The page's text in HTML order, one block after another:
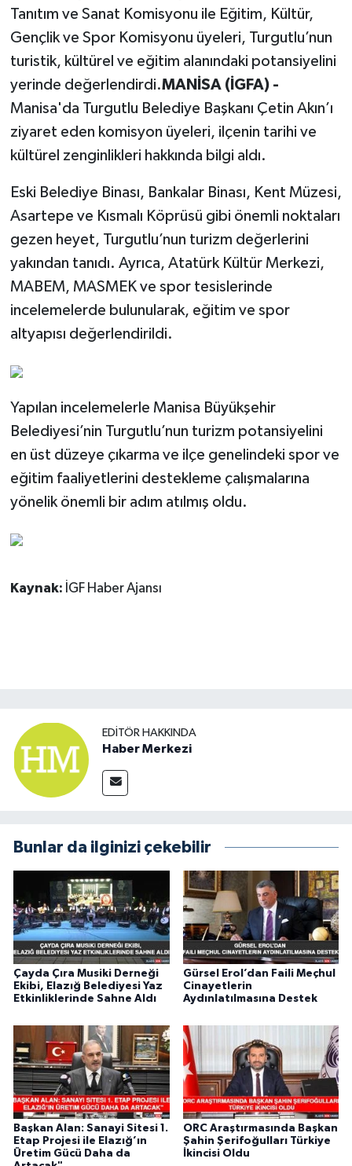
Tanıtım ve Sanat Komisyonu ile Eğitim, Kültür,
Gençlik ve Spor Komisyonu üyeleri, Turgutlu’nun
turistik, kültürel ve eğitim alanındaki potansiyelini
yerinde değerlendirdi.MANİSA (İGFA) -
Manisa'da Turgutlu Belediye Başkanı Çetin Akın’ı
ziyaret eden komisyon üyeleri, ilçenin tarihi ve
kültürel zenginlikleri hakkında bilgi aldı.
Eski Belediye Binası, Bankalar Binası, Kent Müzesi,
Asartepe ve Kısmalı Köprüsü gibi önemli noktaları
gezen heyet, Turgutlu’nun turizm değerlerini
yakından tanıdı. Ayrıca, Atatürk Kültür Merkezi,
MABEM, MASMEK ve spor tesislerinde
incelemelerde bulunularak, eğitim ve spor
altyapısı değerlendirildi.
Yapılan incelemelerle Manisa Büyükşehir
Belediyesi’nin Turgutlu’nun turizm potansiyelini
en üst düzeye çıkarma ve ilçe genelindeki spor ve
eğitim faaliyetlerini destekleme çalışmalarına
yönelik önemli bir adım atılmış oldu.
Kaynak: İGF Haber Ajansı
EDITÖR HAKKINDA
Haber Merkezi
Bunlar da ilginizi çekebilir
Çayda Çıra Musiki Derneği
Ekibi, Elazığ Belediyesi Yaz
Etkinliklerinde Sahne Aldı
Gürsel Erol’dan Faili Meçhul
Cinayetlerin
Aydınlatılmasına Destek
Başkan Alan: Sanayi Sitesi 1.
Etap Projesi ile Elazığ’ın
Üretim Gücü Daha da
ORC Araştırmasında Başkan
Şahin Şerifoğulları Türkiye
İkincisi Oldu
SAĞLIK
SİYASET
SPOR
TEKNOLOJİ
YAŞAM